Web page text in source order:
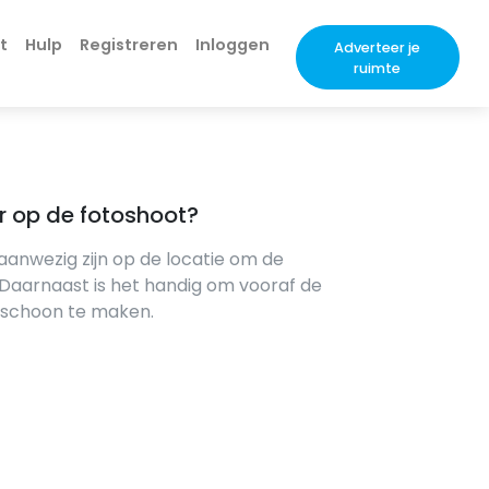
Hulp Registreren Inloggen
Adverteer je
ruimte
op de fotoshoot?
zijn op de locatie om de
is het handig om vooraf de
te maken.